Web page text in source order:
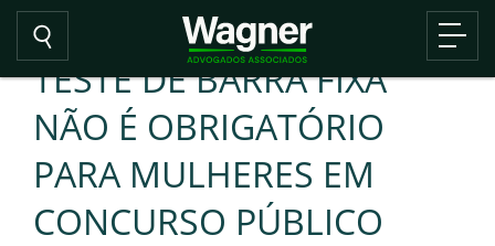
TESTE DE BARRA FIXA
NÃO É OBRIGATÓRIO
PARA MULHERES EM
CONCURSO PÚBLICO